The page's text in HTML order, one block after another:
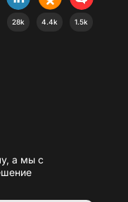
28k 4.4k 1.5k
а мы с